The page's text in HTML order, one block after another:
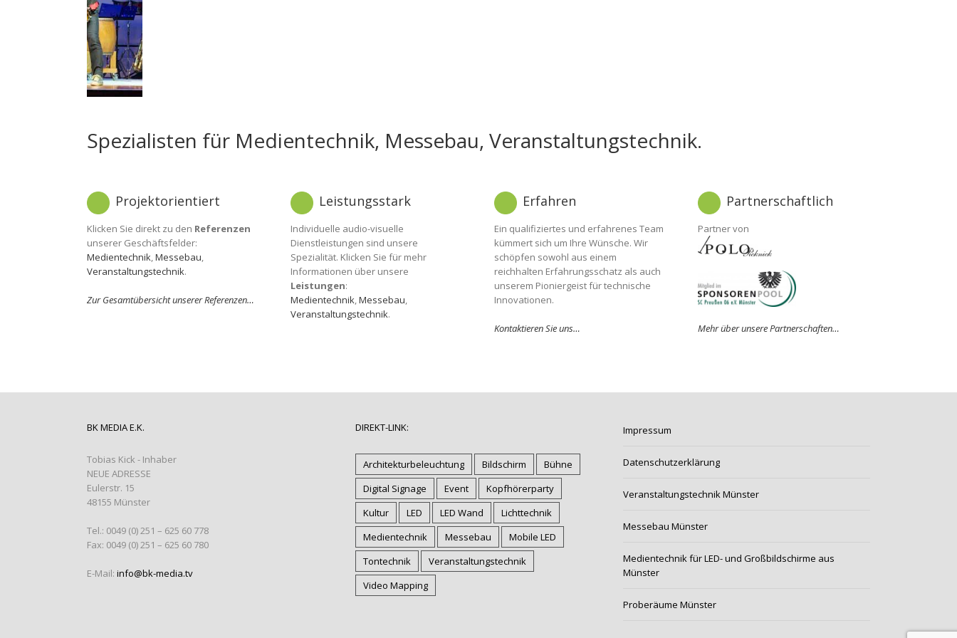
Spezialisten für Medientechnik, Messebau, Veranstaltungstechnik.
Projektorientiert
Klicken Sie direkt zu den Referenzen
unserer Geschäftsfelder:
Medientechnik Messebau
Veranstaltungstechnik.
Zur Gesamtübersicht unserer Referenzen…
Leistungsstark
Individuelle audio-visuelle
Dienstleistungen sind unsere
Spezialität. Klicken Sie für mehr
Informationen über unsere
Leistungen:
Medientechnik Messebau
Veranstaltungstechnik.
Erfahren
Ein qualifiziertes und erfahrenes Team
kümmert sich um Ihre Wünsche. Wir
schöpfen sowohl aus einem
reichhalten Erfahrungsschatz als auch
unserem Pioniergeist für technische
Innovationen.
Kontaktieren Sie uns…
Partnerschaftlich
Partner von
Mehr über unsere Partnerschaften…
BK MEDIA E.K.
Tobias Kick - Inhaber
NEUE ADRESSE
Eulerstr. 15
48155 Münster
Tel.: 0049 (0) 251 – 625 60 778
Fax: 0049 (0) 251 – 625 60 780
E-Mail: info@bk-media.tv
DIREKT-LINK:
Architekturbeleuchtung Bildschirm
Bühne
Digital Signage
Event
Kopfhörerparty
Kultur
LED LED Wand
Lichttechnik
Medientechnik
Messebau
Mobile LED
Tontechnik
Veranstaltungstechnik
Video Mapping
Impressum
Datenschutzerklärung
Veranstaltungstechnik Münster
Messebau Münster
Medientechnik für LED- und Großbildschirme aus
Münster
Proberäume Münster